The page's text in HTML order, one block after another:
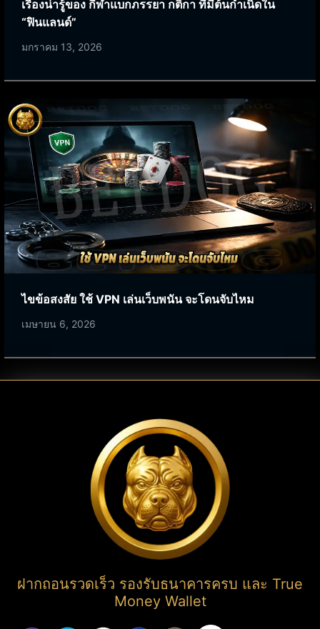
เรื่องน่ารู้ของ กีฬาแบกภรรยา กติกา ที่มีต้นกำเนิดใน
“ฟินแลนด์”
มกราคม 13, 2026
ไขข้อสงสัย ใช้ VPN เล่นเว็บพนัน จะโดนจับไหม
เมษายน 6, 2026
ฝากถอนรวดเร็ว รองรับธนาคารครบ และ True
Money Wallet